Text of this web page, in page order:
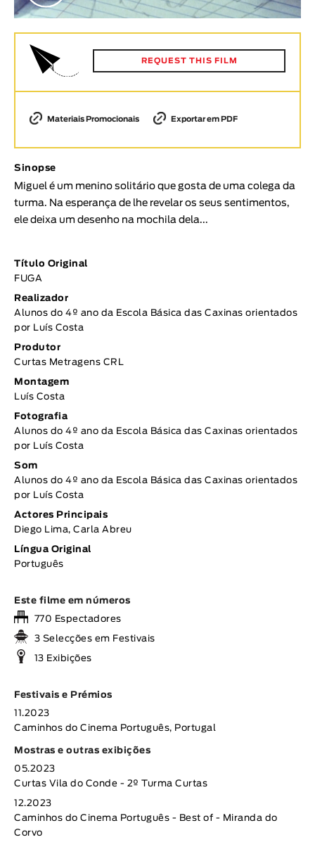
Animar
< / >
Ficção
Animação
Experimental
Documentário
Tópicos selecionados
REQUEST THIS FILM
Materiais Promocionais Exportar em PDF
Sinopse
Miguel é um menino solitário que gosta de uma colega da
turma. Na esperança de lhe revelar os seus sentimentos,
ele deixa um desenho na mochila dela...
Título Original
FUGA
Realizador
Alunos do 4º ano da Escola Básica das Caxinas orientados
por Luís Costa
Produtor
Curtas Metragens CRL
Montagem
Luís Costa
Fotografia
Alunos do 4º ano da Escola Básica das Caxinas orientados
por Luís Costa
Som
Alunos do 4º ano da Escola Básica das Caxinas orientados
por Luís Costa
Actores Principais
Diego Lima, Carla Abreu
Língua Original
Português
Este filme em números
770 Espectadores
3 Selecções em Festivais
13 Exibições
Festivais e Prémios
11.2023
Caminhos do Cinema Português, Portugal
Mostras e outras exibições
05.2023
Curtas Vila do Conde - 2º Turma Curtas
12.2023
Caminhos do Cinema Português - Best of - Miranda do
Corvo